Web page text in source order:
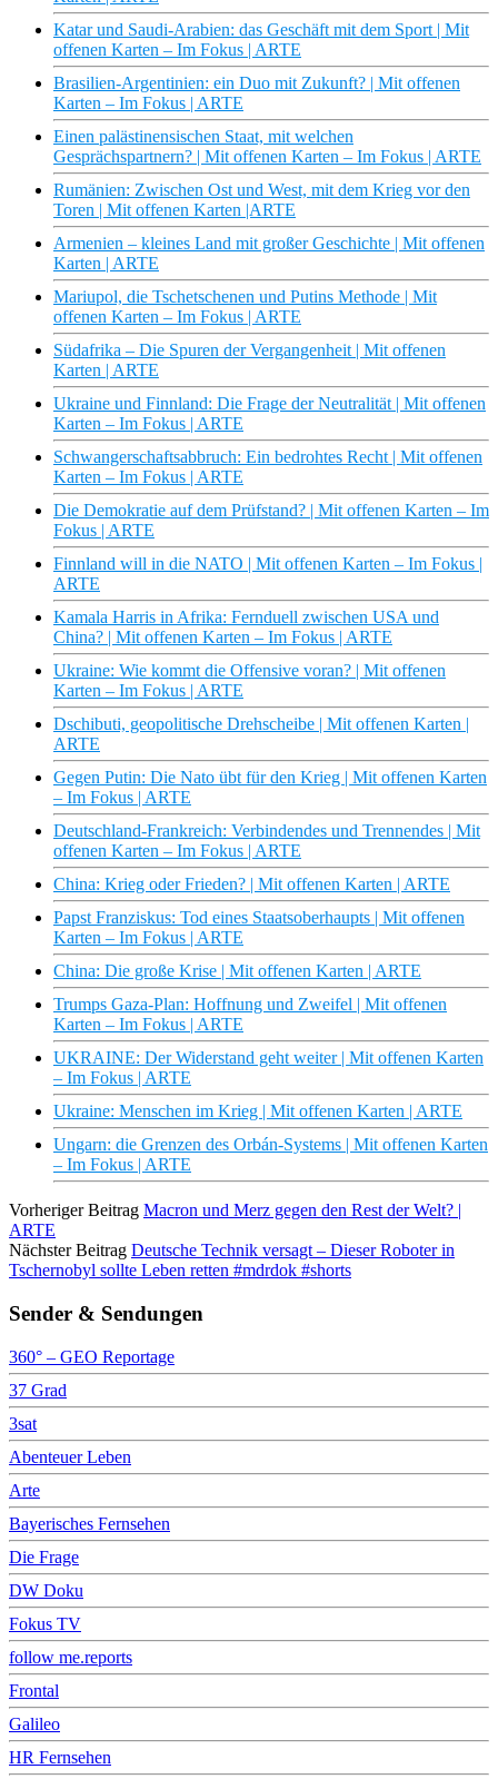
Katar und Saudi-Arabien: das Geschäft mit dem Sport | Mit
offenen Karten – Im Fokus | ARTE
Brasilien-Argentinien: ein Duo mit Zukunft? | Mit offenen
Karten – Im Fokus | ARTE
Einen palästinensischen Staat, mit welchen
Gesprächspartnern? | Mit offenen Karten – Im Fokus | ARTE
Rumänien: Zwischen Ost und West, mit dem Krieg vor den
Toren | Mit offenen Karten |ARTE
Armenien – kleines Land mit großer Geschichte | Mit offenen
Karten | ARTE
Mariupol, die Tschetschenen und Putins Methode | Mit
offenen Karten – Im Fokus | ARTE
Südafrika – Die Spuren der Vergangenheit | Mit offenen
Karten | ARTE
Ukraine und Finnland: Die Frage der Neutralität | Mit offenen
Karten – Im Fokus | ARTE
Schwangerschaftsabbruch: Ein bedrohtes Recht | Mit offenen
Karten – Im Fokus | ARTE
Die Demokratie auf dem Prüfstand? | Mit offenen Karten – Im
Fokus | ARTE
Finnland will in die NATO | Mit offenen Karten – Im Fokus |
ARTE
Kamala Harris in Afrika: Fernduell zwischen USA und
China? | Mit offenen Karten – Im Fokus | ARTE
Ukraine: Wie kommt die Offensive voran? | Mit offenen
Karten – Im Fokus | ARTE
Dschibuti, geopolitische Drehscheibe | Mit offenen Karten |
ARTE
Gegen Putin: Die Nato übt für den Krieg | Mit offenen Karten
– Im Fokus | ARTE
Deutschland-Frankreich: Verbindendes und Trennendes | Mit
offenen Karten – Im Fokus | ARTE
China: Krieg oder Frieden? | Mit offenen Karten | ARTE
Papst Franziskus: Tod eines Staatsoberhaupts | Mit offenen
Karten – Im Fokus | ARTE
China: Die große Krise | Mit offenen Karten | ARTE
Trumps Gaza-Plan: Hoffnung und Zweifel | Mit offenen
Karten – Im Fokus | ARTE
UKRAINE: Der Widerstand geht weiter | Mit offenen Karten
– Im Fokus | ARTE
Ukraine: Menschen im Krieg | Mit offenen Karten | ARTE
Ungarn: die Grenzen des Orbán-Systems | Mit offenen Karten
– Im Fokus | ARTE
Vorheriger Beitrag Macron und Merz gegen den Rest der Welt? |
ARTE
Nächster Beitrag Deutsche Technik versagt – Dieser Roboter in
Tschernobyl sollte Leben retten #mdrdok #shorts
Sender & Sendungen
360° – GEO Reportage
37 Grad
3sat
Abenteuer Leben
Arte
Bayerisches Fernsehen
Die Frage
DW Doku
Fokus TV
follow me.reports
Frontal
Galileo
HR Fernsehen